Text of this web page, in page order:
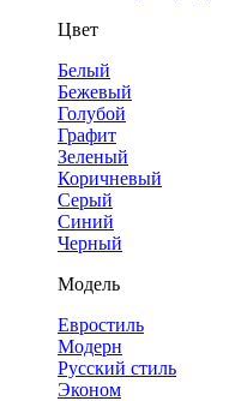
Цвет
Белый
Бежевый
Голубой
Графит
Зеленый
Коричневый
Серый
Синий
Черный
Модель
Евростиль
Модерн
Русский стиль
Эконом